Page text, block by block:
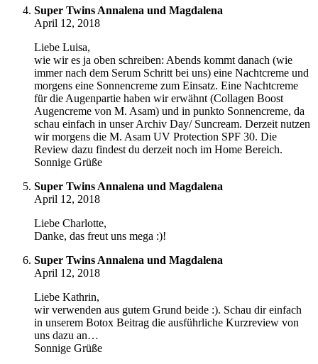
Super Twins Annalena und Magdalena
April 12, 2018
Liebe Luisa,
wie wir es ja oben schreiben: Abends kommt danach (wie
immer nach dem Serum Schritt bei uns) eine Nachtcreme und
morgens eine Sonnencreme zum Einsatz. Eine Nachtcreme
für die Augenpartie haben wir erwähnt (Collagen Boost
Augencreme von M. Asam) und in punkto Sonnencreme, da
schau einfach in unser Archiv Day/ Suncream. Derzeit nutzen
wir morgens die M. Asam UV Protection SPF 30. Die
Review dazu findest du derzeit noch im Home Bereich.
Sonnige Grüße
Super Twins Annalena und Magdalena
April 12, 2018
Liebe Charlotte,
Danke, das freut uns mega :)!
Super Twins Annalena und Magdalena
April 12, 2018
Liebe Kathrin,
wir verwenden aus gutem Grund beide :). Schau dir einfach
in unserem Botox Beitrag die ausführliche Kurzreview von
uns dazu an…
Sonnige Grüße